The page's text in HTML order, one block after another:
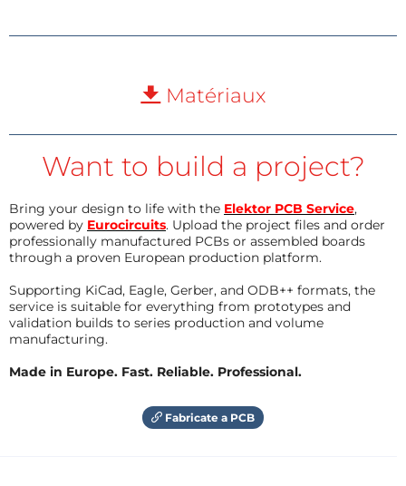
Matériaux
Want to build a project?
Bring your design to life with the Elektor PCB Service,
powered by Eurocircuits. Upload the project files and order
professionally manufactured PCBs or assembled boards
through a proven European production platform.
Supporting KiCad, Eagle, Gerber, and ODB++ formats, the
service is suitable for everything from prototypes and
validation builds to series production and volume
manufacturing.
Made in Europe. Fast. Reliable. Professional.
Fabricate a PCB